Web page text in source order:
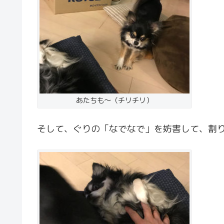
あたちも〜（チリチリ）
そして、ぐりの「なでなで」を妨害して、割